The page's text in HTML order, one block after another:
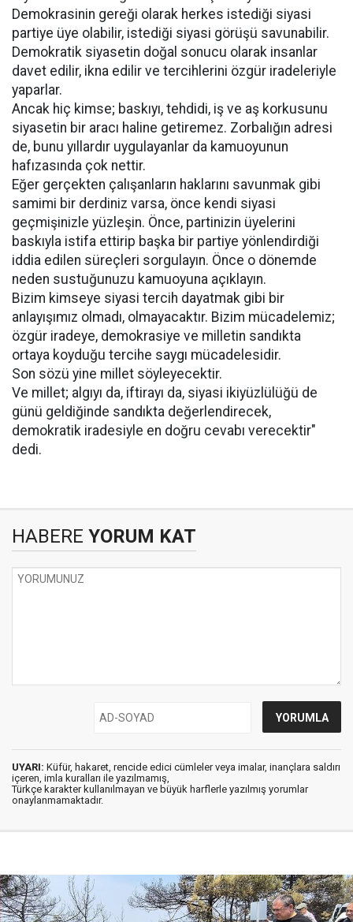
Demokrasinin gereği olarak herkes istediği siyasi
partiye üye olabilir, istediği siyasi görüşü savunabilir.
Demokratik siyasetin doğal sonucu olarak insanlar
davet edilir, ikna edilir ve tercihlerini özgür iradeleriyle
yaparlar.
Ancak hiç kimse; baskıyı, tehdidi, iş ve aş korkusunu
siyasetin bir aracı haline getiremez. Zorbalığın adresi
de, bunu yıllardır uygulayanlar da kamuoyunun
hafızasında çok nettir.
Eğer gerçekten çalışanların haklarını savunmak gibi
samimi bir derdiniz varsa, önce kendi siyasi
geçmişinizle yüzleşin. Önce, partinizin üyelerini
baskıyla istifa ettirip başka bir partiye yönlendirdiği
iddia edilen süreçleri sorgulayın. Önce o dönemde
neden sustuğunuzu kamuoyuna açıklayın.
Bizim kimseye siyasi tercih dayatmak gibi bir
anlayışımız olmadı, olmayacaktır. Bizim mücadelemiz;
özgür iradeye, demokrasiye ve milletin sandıkta
ortaya koyduğu tercihe saygı mücadelesidir.
Son sözü yine millet söyleyecektir.
Ve millet; algıyı da, iftirayı da, siyasi ikiyüzlülüğü de
günü geldiğinde sandıkta değerlendirecek,
demokratik iradesiyle en doğru cevabı verecektir"
dedi.
HABERE YORUM KAT
UYARI: Küfür, hakaret, rencide edici cümleler veya imalar, inançlara saldırı
içeren, imla kuralları ile yazılmamış,
Türkçe karakter kullanılmayan ve büyük harflerle yazılmış yorumlar
onaylanmamaktadır.